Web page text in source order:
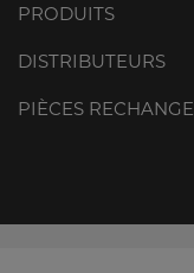
PRODUITS
DISTRIBUTEURS
PIÈCES RECHANGE